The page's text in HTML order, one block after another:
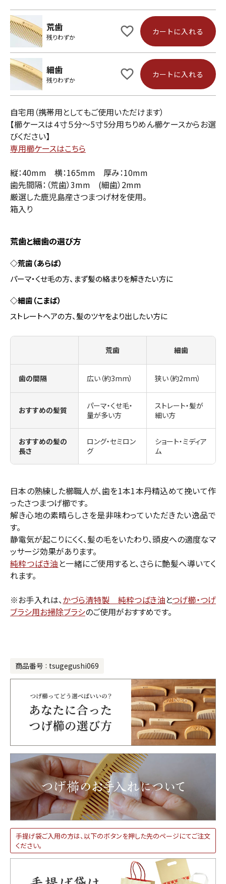
荒歯
残りわずか
カートに入れる
細歯
残りわずか
カートに入れる
自宅用（携帯用としてもご使用いただけます）
【櫛ケースは４寸５分～5寸5分用ちりめん櫛ケースからお選
びください】
専用櫛ケースはこちら
縦：40mm 横：165mm 厚み：10mm
歯先間隔：（荒歯）3mm (細歯）2mm
厳選した鹿児島産さつまつげ材を使用。
箱入り
荒歯と細歯の選び方
◇荒歯（あらば）
パーマ・くせ毛の方、まず髪の絡まりを解きたい方に
◇細歯（こまば）
ストレートヘアの方、髪のツヤをより出したい方に
荒歯 細歯
歯の間隔 広い（約3mm） 狭い（約2mm）
おすすめの髪質
パーマ・くせ毛・
量が多い方
ストレート・髪が
細い方
おすすめの髪の
長さ
ロング・セミロン
グ
ショート・ミディア
ム
日本の熟練した櫛職人が、歯を1本1本丹精込めて挽いて作
ったさつまつげ櫛です。
解き心地の素晴らしさを是非味わっていただきたい逸品で
す。
静電気が起こりにくく、髪の毛をいたわり、頭皮への適度なマ
ッサージ効果があります。
純粋つばき油 と一緒にご使用すると、さらに艶髪へ導いてく
れます。
※お手入れは、かづら清特製 純粋つばき油とつげ櫛・つげ
ブラシ用お掃除ブラシのご使用がおすすめです。
商品番号 tsugegushi069
手提げ袋ご入用の方は、以下のボタンを押した先のページにてご注文
ください。